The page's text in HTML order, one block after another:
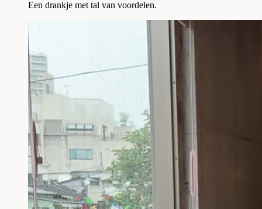
Een drankje met tal van voordelen.